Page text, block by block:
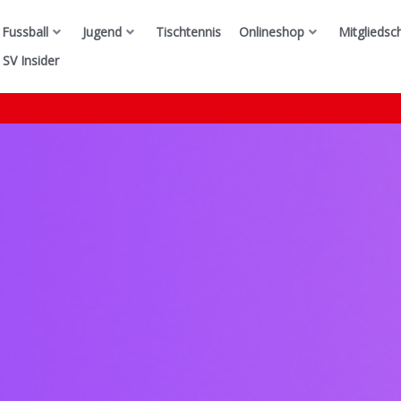
Fussball Jugend Tischtennis Onlineshop
SV Insider